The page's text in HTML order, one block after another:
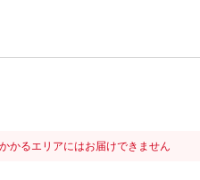
かるエリアにはお届けできません